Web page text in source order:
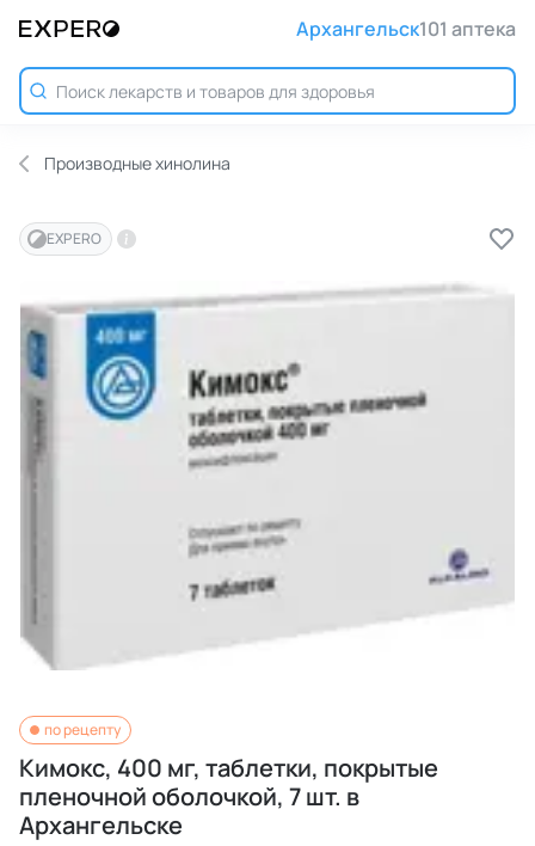
Архангельск101 аптека
Производные хинолина
EXPERO
по рецепту
Кимокс, 400 мг, таблетки, покрытые
пленочной оболочкой, 7 шт. в
Архангельске